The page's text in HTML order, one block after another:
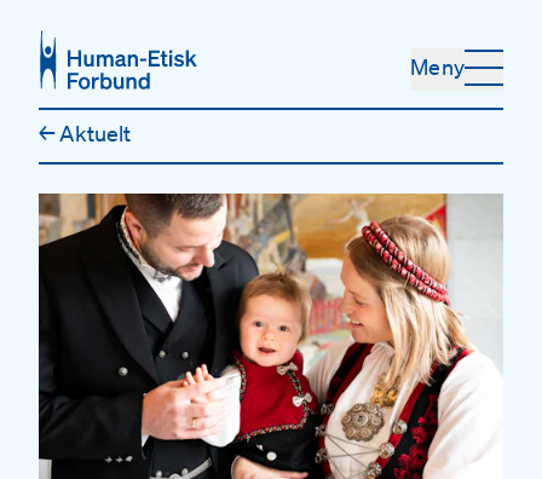
Meny
←Aktuelt